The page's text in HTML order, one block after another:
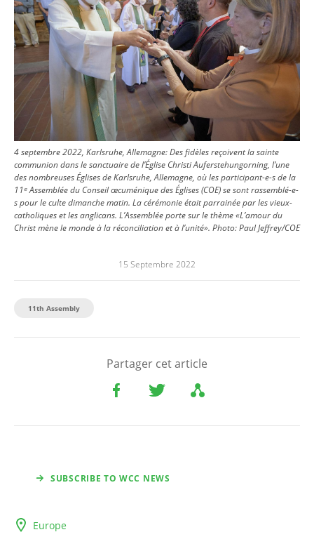
4 septembre 2022, Karlsruhe, Allemagne: Des fidèles reçoivent la sainte
communion dans le sanctuaire de l’Église Christi Auferstehungorning, l’une
des nombreuses Églises de Karlsruhe, Allemagne, où les participant-e-s de la
11ᵉ Assemblée du Conseil œcuménique des Églises (COE) se sont rassemblé-e-
s pour le culte dimanche matin. La cérémonie était parrainée par les vieux-
catholiques et les anglicans. L’Assemblée porte sur le thème «L’amour du
Christ mène le monde à la réconciliation et à l’unité». Photo:Paul Jeffrey/COE
15 Septembre 2022
11th Assembly
Partager cet article
SUBSCRIBE TO WCC NEWS
Europe